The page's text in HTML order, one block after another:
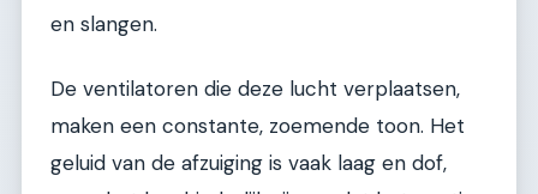
en slangen.
De ventilatoren die deze lucht verplaatsen,
maken een constante, zoemende toon. Het
geluid van de afzuiging is vaak laag en dof,